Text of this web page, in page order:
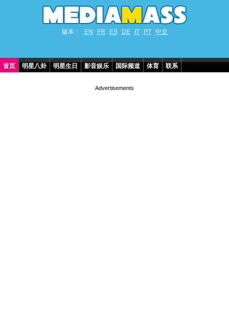
版本： EN FR ES DE IT PT 中文
首页 明星八卦 明星生日 影音娱乐 国际频道 体育 联系